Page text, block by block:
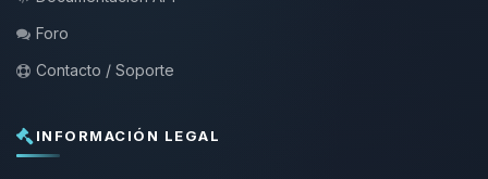
Foro
Contacto / Soporte
INFORMACIÓN LEGAL